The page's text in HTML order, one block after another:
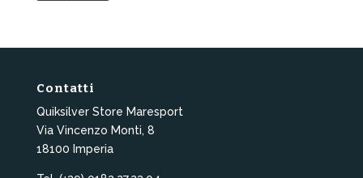
Contatti
Quiksilver Store Maresport
Via Vincenzo Monti, 8
18100 Imperia